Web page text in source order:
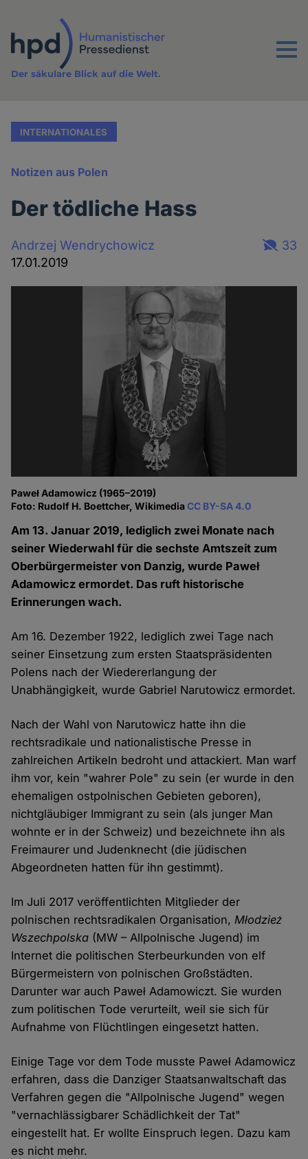
Inhalt
Menu
Der säkulare Blick auf die Welt.
INTERNATIONALES
Notizen aus Polen
Der tödliche Hass
Andrzej Wendrychowicz
17.01.2019
33
Paweł Adamowicz (1965–2019)
Foto: Rudolf H. Boettcher, WikimediaCC BY-SA 4.0
Am 13. Januar 2019, lediglich zwei Monate nach
seiner Wiederwahl für die sechste Amtszeit zum
Oberbürgermeister von Danzig, wurde Paweł
Adamowicz ermordet. Das ruft historische
Erinnerungen wach.
Am 16. Dezember 1922, lediglich zwei Tage nach
seiner Einsetzung zum ersten Staatspräsidenten
Polens nach der Wiedererlangung der
Unabhängigkeit, wurde Gabriel Narutowicz ermordet.
Nach der Wahl von Narutowicz hatte ihn die
rechtsradikale und nationalistische Presse in
zahlreichen Artikeln bedroht und attackiert. Man warf
ihm vor, kein "wahrer Pole" zu sein (er wurde in den
ehemaligen ostpolnischen Gebieten geboren),
nichtgläubiger Immigrant zu sein (als junger Man
wohnte er in der Schweiz) und bezeichnete ihn als
Freimaurer und Judenknecht (die jüdischen
Abgeordneten hatten für ihn gestimmt).
Im Juli 2017 veröffentlichten Mitglieder der
polnischen rechtsradikalen Organisation,Młodzież
Wszechpolska (MW – Allpolnische Jugend) im
Internet die politischen Sterbeurkunden von elf
Bürgermeistern von polnischen Großstädten.
Darunter war auch Paweł Adamowiczt. Sie wurden
zum politischen Tode verurteilt, weil sie sich für
Aufnahme von Flüchtlingen eingesetzt hatten.
Einige Tage vor dem Tode musste Paweł Adamowicz
erfahren, dass die Danziger Staatsanwaltschaft das
Verfahren gegen die "Allpolnische Jugend" wegen
"vernachlässigbarer Schädlichkeit der Tat"
eingestellt hat. Er wollte Einspruch legen. Dazu kam
es nicht mehr.